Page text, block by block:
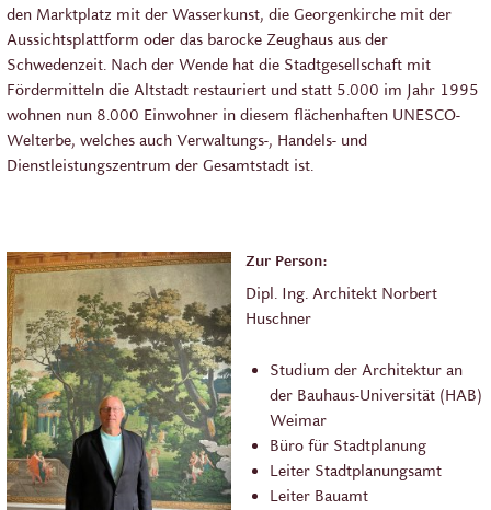
den Marktplatz mit der Wasserkunst, die Georgenkirche mit der
Aussichtsplattform oder das barocke Zeughaus aus der
Schwedenzeit. Nach der Wende hat die Stadtgesellschaft mit
Fördermitteln die Altstadt restauriert und statt 5.000 im Jahr 1995
wohnen nun 8.000 Einwohner in diesem flächenhaften UNESCO-
Welterbe, welches auch Verwaltungs-, Handels- und
Dienstleistungszentrum der Gesamtstadt ist.
Zur Person:
Dipl. Ing. Architekt Norbert
Huschner
Studium der Architektur an
der Bauhaus-Universität (HAB)
Weimar
Büro für Stadtplanung
Leiter Stadtplanungsamt
Leiter Bauamt